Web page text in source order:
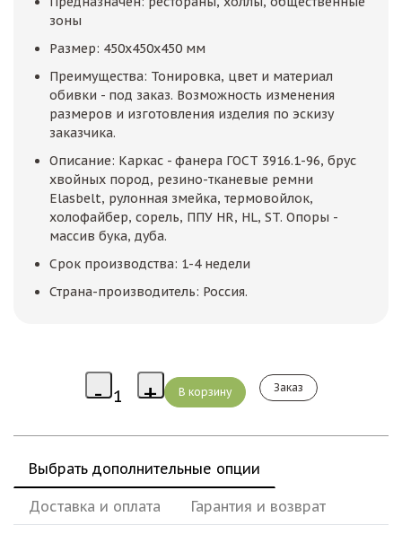
зоны
Размер: 450х450х450 мм
Преимущества: Тонировка, цвет и материал
обивки - под заказ. Возможность изменения
размеров и изготовления изделия по эскизу
заказчика.
Описание: Каркас - фанера ГОСТ 3916.1-96, брус
хвойных пород, резино-тканевые ремни
Elasbelt, рулонная змейка, термовойлок,
холофайбер, сорель, ППУ HR, HL, ST. Опоры -
массив бука, дуба.
Срок производства: 1-4 недели
Страна-производитель: Россия.
Заказ
Выбрать дополнительные опции
Доставка и оплата Гарантия и возврат